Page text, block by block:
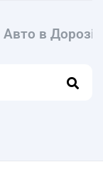
Авто в Дорозі